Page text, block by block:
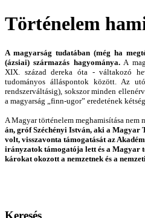
Történelem
A magyarság tudatában (még ha
(ázsiai) származás hagyománya.A
XIX. század dereka óta - váltakozó
tudományos álláspontok között. Az
rendszerváltásig), sokszor minden
a magyarság „finn-ugor” eredetének
A Magyar történelem meghamisítása nem
án, gróf Széchényi István, aki a Magyar
volt, visszavonta támogatását az
irányzatok támogatója lett és a Magyar
károkat okozott a nemzetnek és a
Keresés